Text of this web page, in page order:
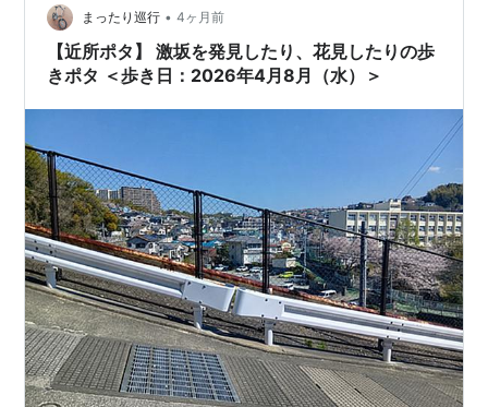
須磨浦公園駅
リスト ：駅キーワード
まったり巡行 • 4ヶ月前
【近所ポタ】 激坂を発見したり、花見したりの歩
きポタ ＜歩き日：2026年4月8月（水）＞